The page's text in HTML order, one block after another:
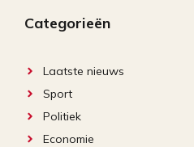
Categorieën
Laatste nieuws
Sport
Politiek
Economie